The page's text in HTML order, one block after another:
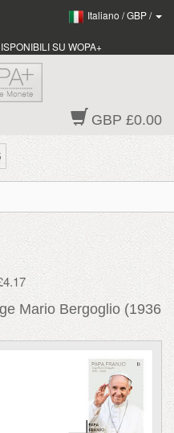
Italiano /GBP/
SU WOPA+
GBP £0.00
Mario Bergoglio (1936